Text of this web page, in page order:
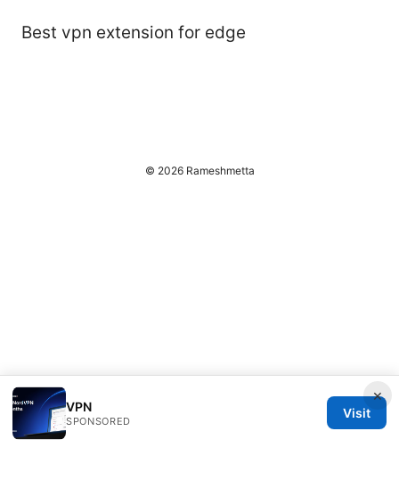
Best vpn extension for edge
×
VPN
SPONSORED
Visit
© 2026 Rameshmetta